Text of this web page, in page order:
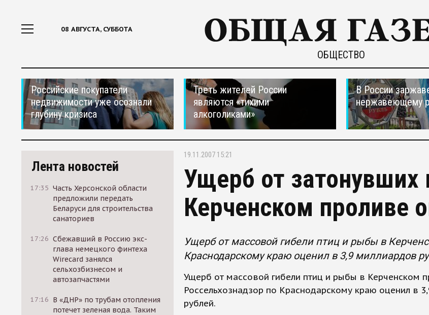
08 АВГУСТА, СУББОТА
ОБЩЕСТВО
Российские покупатели
недвижимости уже осознали
глубину кризиса
Треть жителей России
являются «тихими
алкоголиками»
В России
нержавеющему
Лента новостей
17:35 Часть Херсонской области
предложили передать
Беларуси для строительства
санаториев
17:26 Сбежавший в Россию экс-
глава немецкого финтеха
Wirecard занялся
сельхозбизнесом и
автозапчастями
17:16 В «ДНР» по трубам отопления
потечет зеленая вода. Таким
19.11.2007 15:21
Ущерб от затонувших
Керченском проливе
Ущерб от массовой гибели птиц и рыбы в
Краснодарскому краю оценил в 3,9 миллиардов
Ущерб от массовой гибели птиц и рыбы в Керченском
Россельхознадзор по Краснодарскому краю оценил в
рублей.